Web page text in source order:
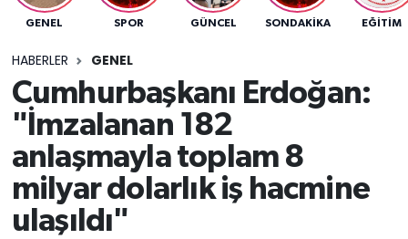
GENEL SPOR GÜNCEL SONDAKIKA EĞİTİM
HABERLER GENEL
Cumhurbaşkanı Erdoğan:
"İmzalanan 182
anlaşmayla toplam 8
milyar dolarlık iş hacmine
ulaşıldı"
SAĞLIK
EĞİTİM
SİYASET
MAGAZİN
Süper Lig Puan Durumu ve Fikstür
Tüm Manşetler
Son Dakika Haberleri
Haber Arşivi